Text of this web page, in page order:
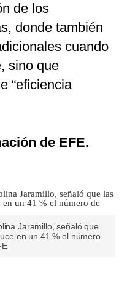
de los
donde también
cuando
sino que
“eficiencia
de EFE.
Jaramillo, señaló que
en un 41 % el número